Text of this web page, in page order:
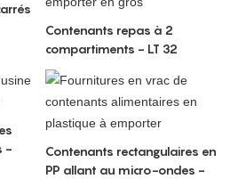
Contenants repas à 2
compartiments - LT 32
-
Contenants rectangulaires en
PP allant au micro-ondes -